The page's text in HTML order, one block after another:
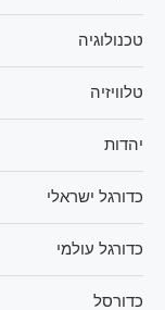
טכנולוגיה
טלוויזיה
יהדות
כדורגל ישראלי
כדורגל עולמי
כדורסל